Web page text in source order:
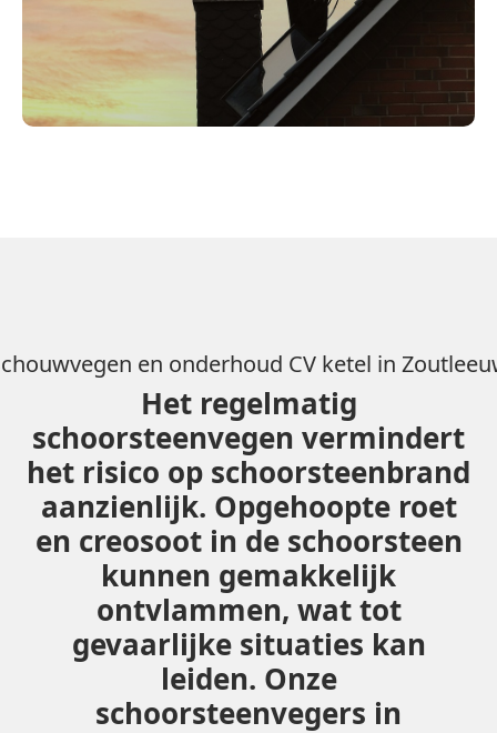
en onderhoud CV ketel in
Het regelmatig
schoorsteenvegen vermindert
het risico op schoorsteenbrand
aanzienlijk. Opgehoopte roet
en creosoot in de schoorsteen
kunnen gemakkelijk
ontvlammen, wat tot
gevaarlijke situaties kan
leiden. Onze
schoorsteenvegers in